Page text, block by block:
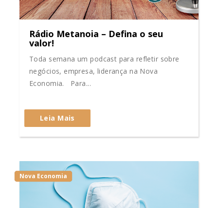
Rádio Metanoia – Defina o seu
valor!
Toda semana um podcast para refletir sobre
negócios, empresa, liderança na Nova
Economia. Para...
Leia Mais
Nova Economia